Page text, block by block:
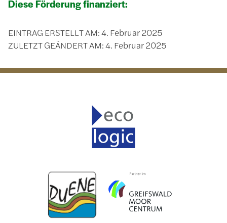
Diese Förderung finanziert:
EINTRAG ERSTELLT AM:4. Februar 2025
ZULETZT GEÄNDERT AM:4. Februar 2025